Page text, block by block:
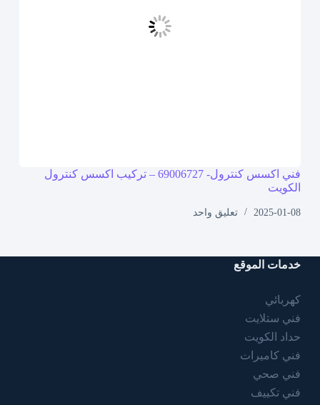
فني اكسس كنترول- 69006727 – تركيب اكسس كنترول
الكويت
2025-01-08 تعليق واحد
خدمات الموقع
كهربائي
فني ستلايت
حداد الكويت
فني كاميرات
فني صحي
فني تكييف